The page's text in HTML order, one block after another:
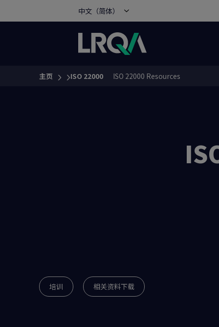
中文（简体）
You are here:主页 ISO 22000 ISO 22000 Resources
培训 相关资料下载